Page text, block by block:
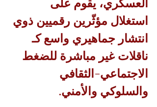
العسكري، يقوم على
استغلال مؤثّرين رقميين ذوي
انتشار جماهيري واسع كـ
ناقلات غير مباشرة للضغط
الاجتماعي-الثقافي
والسلوكي والأمني.